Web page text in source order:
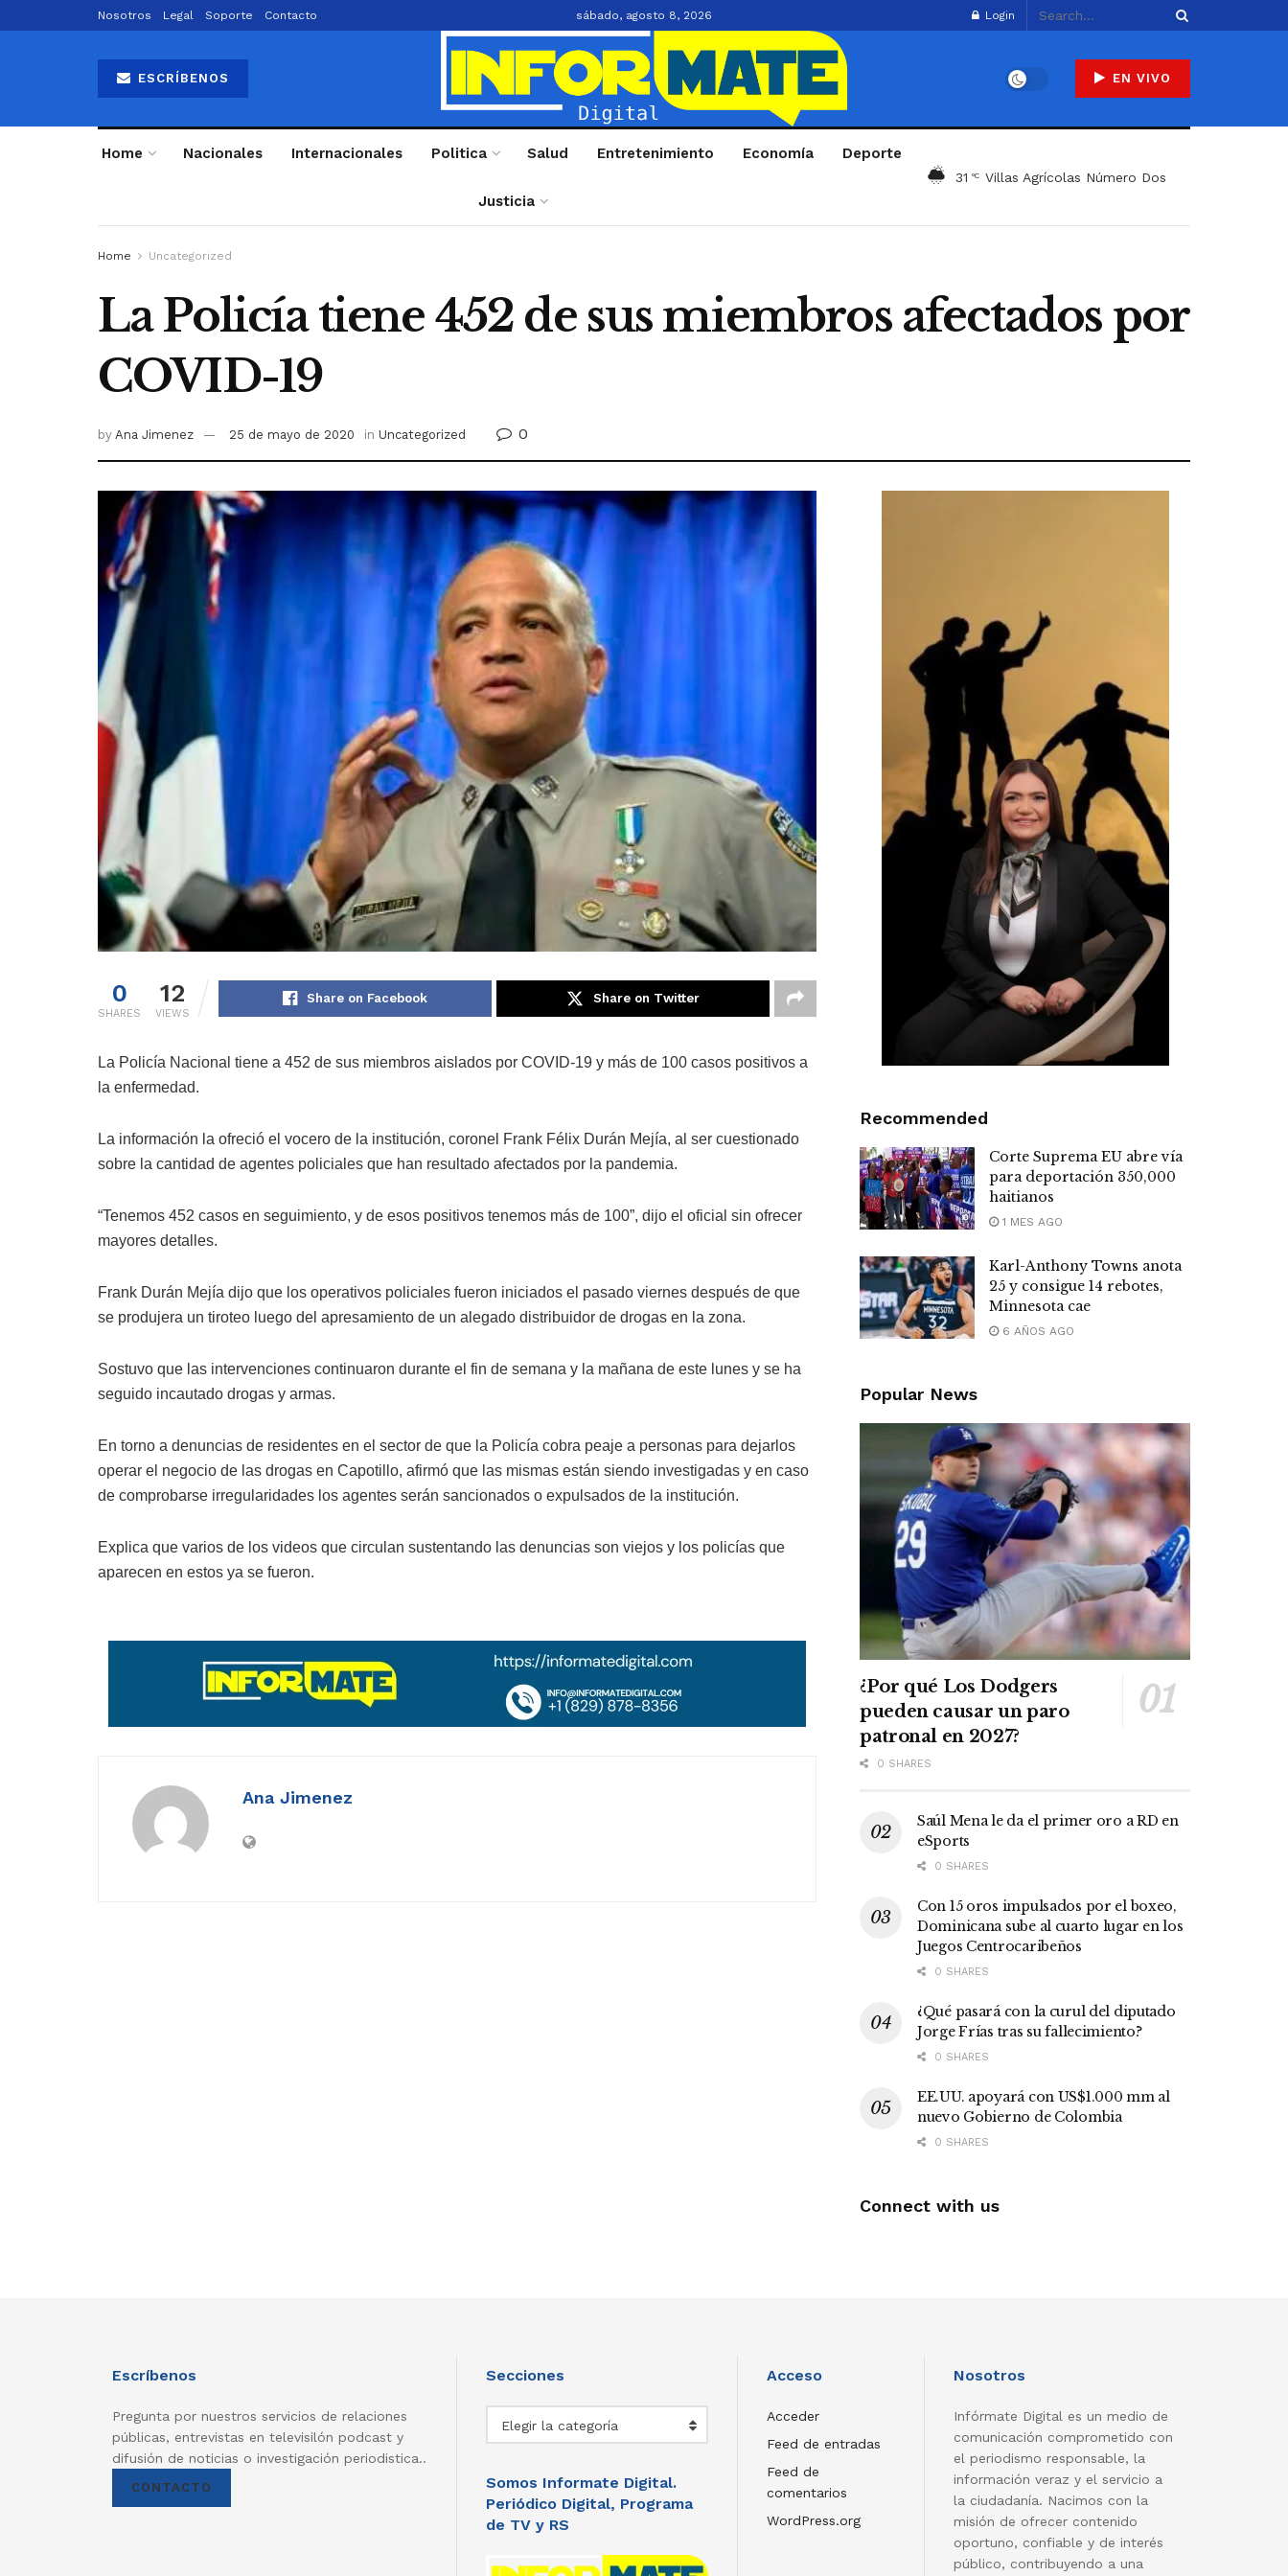
Nosotros Legal Soporte Contacto sábado, agosto 8, 2026 Login
ESCRÍBENOS EN VIVO
Home Nacionales Internacionales Politica Salud Entretenimiento Economía Deporte
Justicia
31 °C Villas Agrícolas Número Dos
Home Uncategorized
La Policía tiene 452 de sus miembros afectados por
COVID-19
by Ana Jimenez 25 de mayo de 2020 in Uncategorized 0
0
SHARES
12
VIEWS
Share on Facebook Share on Twitter
La Policía Nacional tiene a 452 de sus miembros aislados por COVID-19 y más de 100 casos positivos a
la enfermedad.
La información la ofreció el vocero de la institución, coronel Frank Félix Durán Mejía, al ser cuestionado
sobre la cantidad de agentes policiales que han resultado afectados por la pandemia.
“Tenemos 452 casos en seguimiento, y de esos positivos tenemos más de 100”, dijo el oficial sin ofrecer
mayores detalles.
Frank Durán Mejía dijo que los operativos policiales fueron iniciados el pasado viernes después de que
se produjera un tiroteo luego del apresamiento de un alegado distribuidor de drogas en la zona.
Sostuvo que las intervenciones continuaron durante el fin de semana y la mañana de este lunes y se ha
seguido incautado drogas y armas.
En torno a denuncias de residentes en el sector de que la Policía cobra peaje a personas para dejarlos
operar el negocio de las drogas en Capotillo, afirmó que las mismas están siendo investigadas y en caso
de comprobarse irregularidades los agentes serán sancionados o expulsados de la institución.
Explica que varios de los videos que circulan sustentando las denuncias son viejos y los policías que
aparecen en estos ya se fueron.
Ana Jimenez
Recommended
Corte Suprema EU abre vía
para deportación 350,000
haitianos
1 MES AGO
Karl-Anthony Towns anota
25 y consigue 14 rebotes,
Minnesota cae
6 AÑOS AGO
Popular News
¿Por qué Los Dodgers
pueden causar un paro
patronal en 2027?
0 SHARES
Saúl Mena le da el primer oro a RD en
eSports
0 SHARES
Con 15 oros impulsados por el boxeo,
Dominicana sube al cuarto lugar en los
Juegos Centrocaribeños
0 SHARES
¿Qué pasará con la curul del diputado
Jorge Frías tras su fallecimiento?
0 SHARES
EE.UU. apoyará con US$1.000 mm al
nuevo Gobierno de Colombia
0 SHARES
Connect with us
Escríbenos
Pregunta por nuestros servicios de relaciones
públicas, entrevistas en televisilón podcast y
difusión de noticias o investigación periodistica..
CONTACTO
Secciones
Elegir la categoría
Somos Informate Digital.
Periódico Digital, Programa
de TV y RS
Acceso
Acceder
Feed de entradas
Feed de
comentarios
WordPress.org
Nosotros
Infórmate Digital es un medio de
comunicación comprometido con
el periodismo responsable, la
información veraz y el servicio a
la ciudadanía. Nacimos con la
misión de ofrecer contenido
oportuno, confiable y de interés
público, contribuyendo a una